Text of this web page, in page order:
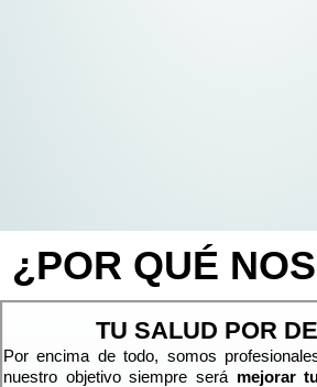
¿POR QUÉ
TU SALUD POR
Por encima de todo, somos
nuestro objetivo siempre será mejorar